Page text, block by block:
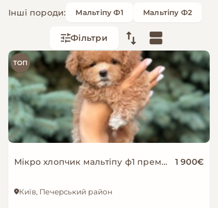
Інші породи: Мальтіпу Ф1 Мальтіпу Ф2
Фільтри
ТОП
Мікро хлопчик мальтіпу ф1 преміум класу 1 900€
Київ, Печерський район